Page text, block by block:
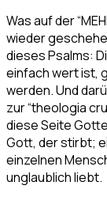
Was auf der
wieder
dieses Psalms:
einfach wert ist,
werden. Und
zur “theologia
diese Seite
Gott, der stirbt;
einzelnen
unglaublich liebt.